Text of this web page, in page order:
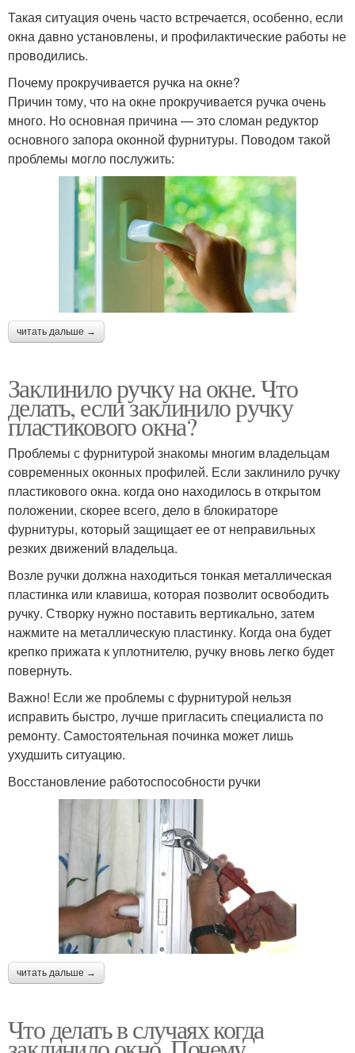
Такая ситуация очень часто встречается, особенно, если
окна давно установлены, и профилактические работы не
проводились.
Почему прокручивается ручка на окне?
Причин тому, что на окне прокручивается ручка очень
много. Но основная причина — это сломан редуктор
основного запора оконной фурнитуры. Поводом такой
проблемы могло послужить:
читать дальше →
Заклинило ручку на окне. Что
делать, если заклинило ручку
пластикового окна?
Проблемы с фурнитурой знакомы многим владельцам
современных оконных профилей. Если заклинило ручку
пластикового окна. когда оно находилось в открытом
положении, скорее всего, дело в блокираторе
фурнитуры, который защищает ее от неправильных
резких движений владельца.
Возле ручки должна находиться тонкая металлическая
пластинка или клавиша, которая позволит освободить
ручку. Створку нужно поставить вертикально, затем
нажмите на металлическую пластинку. Когда она будет
крепко прижата к уплотнителю, ручку вновь легко будет
повернуть.
Важно! Если же проблемы с фурнитурой нельзя
исправить быстро, лучше пригласить специалиста по
ремонту. Самостоятельная починка может лишь
ухудшить ситуацию.
Восстановление работоспособности ручки
читать дальше →
Что делать в случаях когда